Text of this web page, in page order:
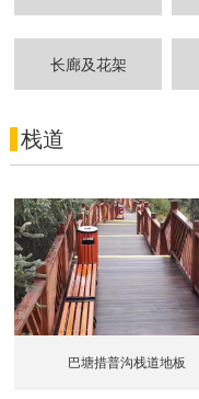
长廊及花架
栈道
巴塘措普沟栈道地板